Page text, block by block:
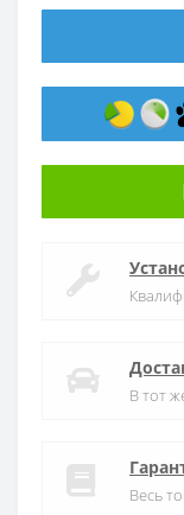
В тот
Весь